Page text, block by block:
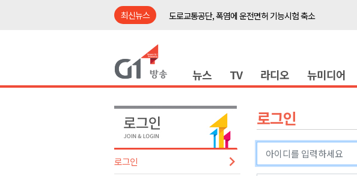
최신뉴스
도로교통공단, 폭염에 운전면허 기능시험 축소
<강원랜드> 관광객이 인구 3배..싱가포르 복합리조트
제28회 정동진독립영화제 오늘 개막
양양군, 소상공인 특례보증 2차 지원사업 시행
평창군 재해 예방 도로 시설물 정밀 안전 진단
동해시, '해군1함대로' 명예도로 4.1km 지정
뉴스 TV 라디오 뉴미디어
로그인
로그인